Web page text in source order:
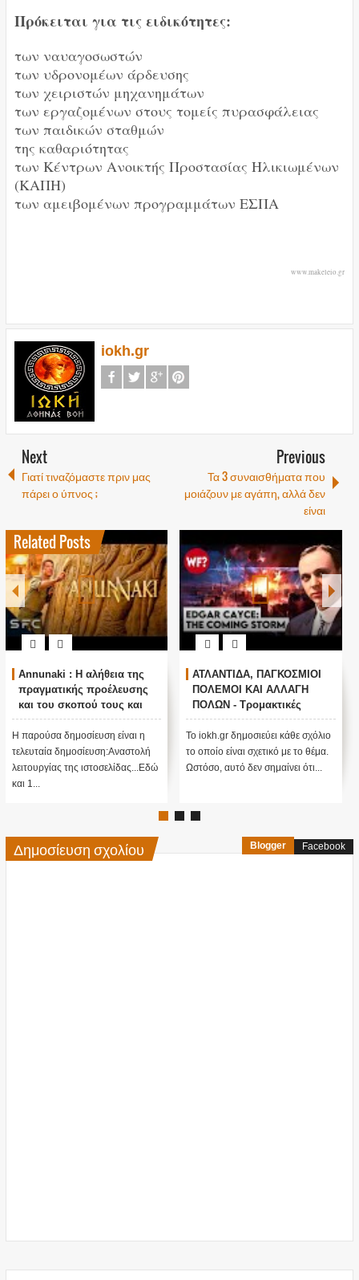
Πρόκειται για τις ειδικότητες:
των ναυαγοσωστών
των υδρονομέων άρδευσης
των χειριστών μηχανημάτων
των εργαζομένων στους τομείς πυρασφάλειας
των παιδικών σταθμών
της καθαριότητας
των Κέντρων Ανοικτής Προστασίας Ηλικιωμένων
(ΚΑΠΗ)
των αμειβομένων προγραμμάτων ΕΣΠΑ
www.makeleio.gr
iokh.gr
Next
Γιατί τιναζόμαστε πριν μας
πάρει ο ύπνος ;
Previous
Τα 3 συναισθήματα που
μοιάζουν με αγάπη, αλλά δεν
είναι
Related Posts
Annunaki : Η αλήθεια της
πραγματικής προέλευσης
και του σκοπού τους και
αναστολή λειτουργίας μας
....
Η παρούσα δημοσίευση είναι η
τελευταία δημοσίευση:Αναστολή
λειτουργίας της ιστοσελίδας...Εδώ
και 1...
ΑΤΛΑΝΤΙΔΑ, ΠΑΓΚΟΣΜΙΟΙ
ΠΟΛΕΜΟΙ ΚΑΙ ΑΛΛΑΓΗ
ΠΟΛΩΝ - Τρομακτικές
προβλέψεις του Edgar
Cayce (Video)
Το iokh.gr δημοσιεύει κάθε σχόλιο
το οποίο είναι σχετικό με το θέμα.
Ωστόσο, αυτό δεν σημαίνει ότι...
Δημοσίευση σχολίου Blogger Facebook